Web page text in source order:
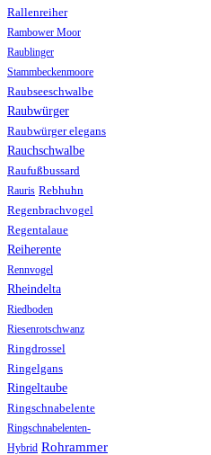
Rallenreiher
Rambower Moor
Raublinger
Stammbeckenmoore
Raubseeschwalbe
Raubwürger
Raubwürger elegans
Rauchschwalbe
Raufußbussard
Rauris Rebhuhn
Regenbrachvogel
Regentalaue
Reiherente
Rennvogel
Rheindelta
Riedboden
Riesenrotschwanz
Ringdrossel
Ringelgans
Ringeltaube
Ringschnabelente
Ringschnabelenten-
Hybrid Rohrammer